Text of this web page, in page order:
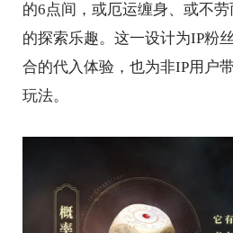
的6点间，或厄运缠身、或不
的探索乐趣。这一设计为IP粉
合的代入体验，也为非IP用户
玩法。